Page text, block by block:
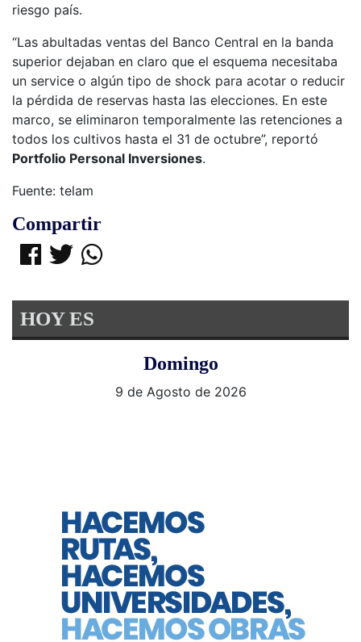
riesgo país.
“Las abultadas ventas del Banco Central en la banda
superior dejaban en claro que el esquema necesitaba
un service o algún tipo de shock para acotar o reducir
la pérdida de reservas hasta las elecciones. En este
marco, se eliminaron temporalmente las retenciones a
todos los cultivos hasta el 31 de octubre”, reportó
Portfolio Personal Inversiones.
Fuente: telam
Compartir
HOY ES
Domingo
9 de Agosto de 2026